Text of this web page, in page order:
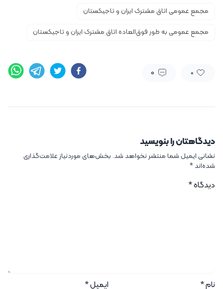
مجمع عمومی اتاق مشترک ایران و تاجیکستان
مجمع عمومی به طور فوق‌العاده اتاق مشترک ایران و تاجیکستان
0
0
دیدگاهتان را بنویسید
نشانی ایمیل شما منتشر نخواهد شد. بخش‌های موردنیاز علامت‌گذاری
شده‌اند*
دیدگاه*
نام* ایمیل*